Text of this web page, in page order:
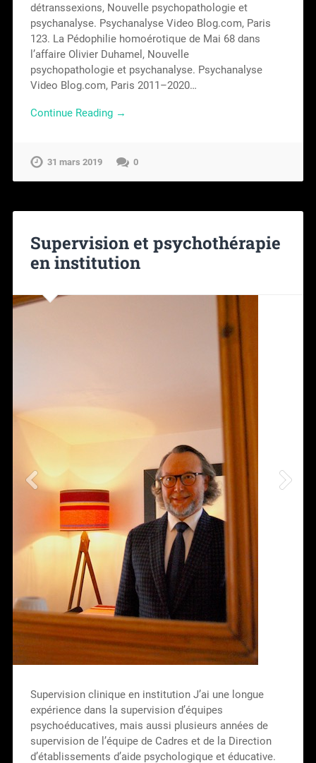
détranssexions, Nouvelle psychopathologie et
psychanalyse. Psychanalyse Video Blog.com, Paris
123. La Pédophilie homoérotique de Mai 68 dans
l’affaire Olivier Duhamel, Nouvelle
psychopathologie et psychanalyse. Psychanalyse
Video Blog.com, Paris 2011–2020…
Continue Reading →
31 mars 2019 0
Supervision et psychothérapie
en institution
Supervision clinique en institution J’ai une longue
expérience dans la supervision d’équipes
psychoéducatives, mais aussi plusieurs années de
supervision de l’équipe de Cadres et de la Direction
d’établissements d’aide psychologique et éducative.